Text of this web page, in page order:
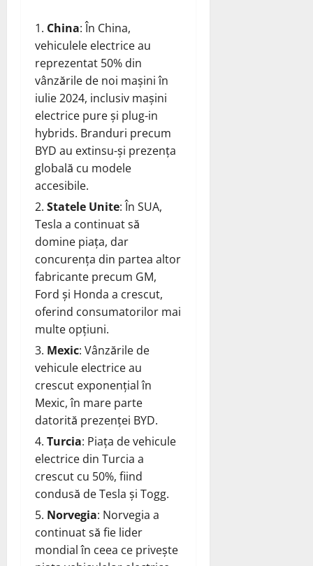
China: În China,
vehiculele electrice au
reprezentat 50% din
vânzările de noi mașini în
iulie 2024, inclusiv mașini
electrice pure și plug-in
hybrids. Branduri precum
BYD au extinsu-și prezența
globală cu modele
accesibile.
Statele Unite: În SUA,
Tesla a continuat să
domine piața, dar
concurența din partea altor
fabricante precum GM,
Ford și Honda a crescut,
oferind consumatorilor mai
multe opțiuni.
Mexic: Vânzările de
vehicule electrice au
crescut exponențial în
Mexic, în mare parte
datorită prezenței BYD.
Turcia: Piața de vehicule
electrice din Turcia a
crescut cu 50%, fiind
condusă de Tesla și Togg.
Norvegia: Norvegia a
continuat să fie lider
mondial în ceea ce privește